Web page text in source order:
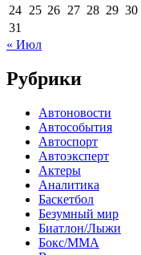
24 25 26 27 28 29 30
31
« Июл
Рубрики
Автоновости
Автособытия
Автоспорт
Автоэксперт
Актеры
Аналитика
Баскетбол
Безумный мир
Биатлон/Лыжи
Бокс/MMA